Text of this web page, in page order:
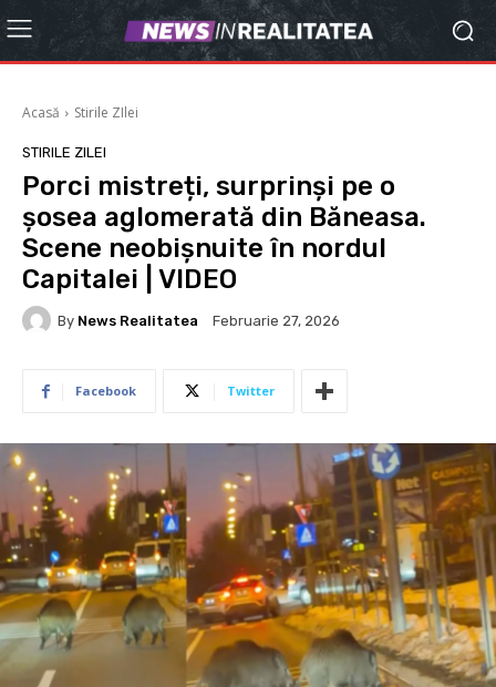
Acasă Stirile ZIlei
STIRILE ZILEI
Porci mistreți, surprinși pe o
șosea aglomerată din Băneasa.
Scene neobișnuite în nordul
Capitalei | VIDEO
By News Realitatea Februarie 27, 2026
Facebook Twitter